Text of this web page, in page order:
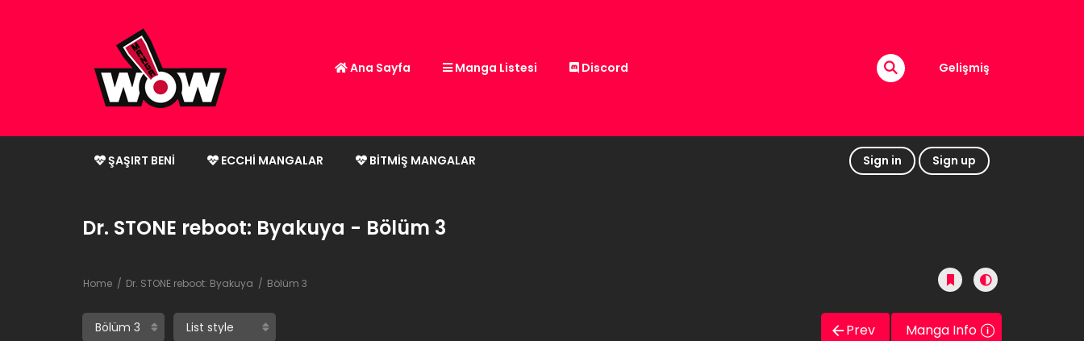
Ana Sayfa Manga Listesi Discord Gelişmiş
ŞAŞIRT BENI ECCHI MANGALAR BITMIŞ MANGALAR Sign in Sign up
Dr. STONE reboot: Byakuya - Bölüm 3
Home Dr. STONE reboot: Byakuya Bölüm 3
Prev Manga Info